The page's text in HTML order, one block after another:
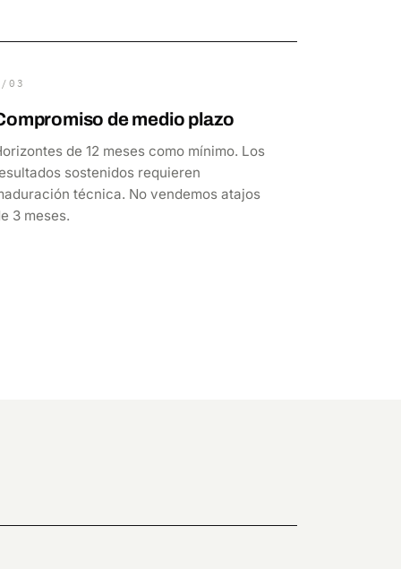
03
de medio plazo
de 12 meses como mínimo. Los
sostenidos requieren
técnica. No vendemos atajos
3 meses.